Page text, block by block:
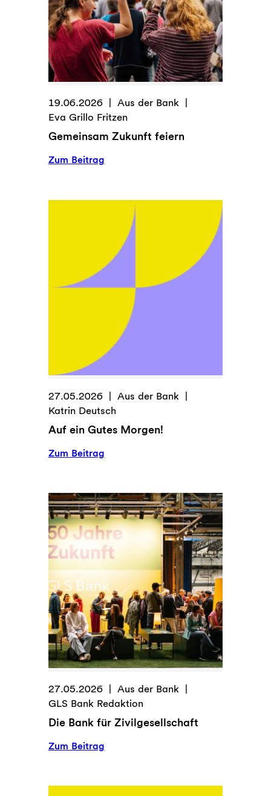
19.06.2026
Aus der Bank
Eva Grillo Fritzen
Gemeinsam Zukunft feiern
Zum Beitrag:
feiern
27.05.2026
Aus der Bank
Katrin Deutsch
Auf ein Gutes Morgen!
Zum Beitrag:
Gutes
Morgen!
27.05.2026
Aus der Bank
GLS Bank Redaktion
Die Bank für Zivilgesellschaft
Zum Beitrag:
für